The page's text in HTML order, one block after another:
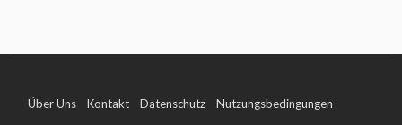
Über Uns Kontakt Datenschutz Nutzungsbedingungen